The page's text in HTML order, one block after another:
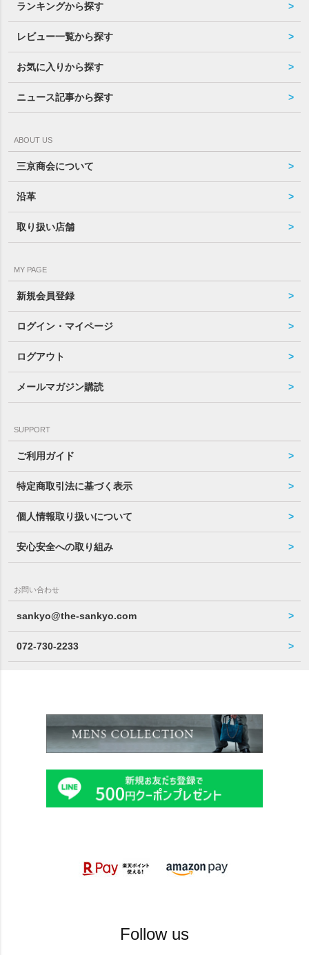
ランキングから探す
レビュー一覧から探す
お気に入りから探す
ニュース記事から探す
ABOUT US
三京商会について
沿革
取り扱い店舗
MY PAGE
新規会員登録
ログイン・マイページ
ログアウト
メールマガジン購読
SUPPORT
ご利用ガイド
特定商取引法に基づく表示
個人情報取り扱いについて
安心安全への取り組み
お問い合わせ
sankyo@the-sankyo.com
072-730-2233
Follow us